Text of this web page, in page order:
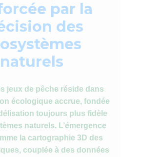
par la
des
naturels
jeux de pêche réside dans
écologique accrue, fondée
toujours plus fidèle
naturels. L’émergence
la cartographie 3D des
couplée à des données